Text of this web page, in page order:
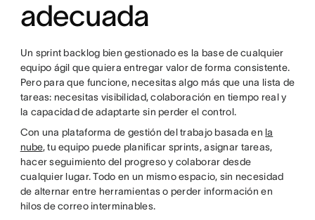
adecuada
Un sprint backlog bien gestionado es la base de cualquier
equipo ágil que quiera entregar valor de forma consistente.
Pero para que funcione, necesitas algo más que una lista de
tareas: necesitas visibilidad, colaboración en tiempo real y
la capacidad de adaptarte sin perder el control.
Con una plataforma de gestión del trabajo basada en la
nube, tu equipo puede planificar sprints, asignar tareas,
hacer seguimiento del progreso y colaborar desde
cualquier lugar. Todo en un mismo espacio, sin necesidad
de alternar entre herramientas o perder información en
hilos de correo interminables.